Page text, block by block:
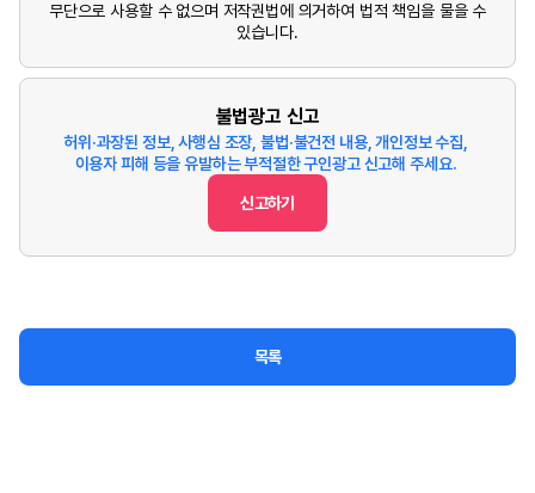
무단으로 사용할 수 없으며 저작권법에 의거하여 법적 책임을 물을 수
있습니다.
불법광고 신고
허위·과장된 정보, 사행심 조장, 불법·불건전 내용, 개인정보 수집,
이용자 피해 등을 유발하는 부적절한 구인광고 신고해 주세요.
신고하기
목록